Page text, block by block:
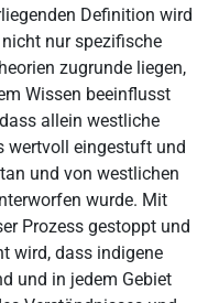
Definition wird
nur spezifische
zugrunde liegen,
Wissen beeinflusst
allein westliche
wertvoll eingestuft und
und von westlichen
wurde. Mit
Prozess gestoppt und
wird, dass indigene
und in jedem Gebiet